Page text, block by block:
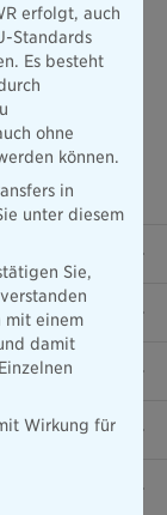
erfolgt, auch
Standards
Es besteht
ohne
können.
in
unter diesem
Sie,
mit einem
damit
Wirkung für